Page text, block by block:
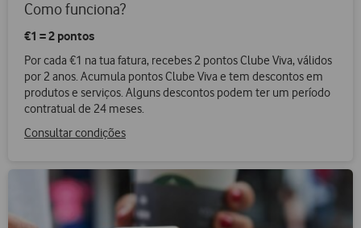
Como funciona?
€1 = 2 pontos
Por cada €1 na tua fatura, recebes 2 pontos Clube Viva, válidos
por 2 anos. Acumula pontos Clube Viva e tem descontos em
produtos e serviços. Alguns descontos podem ter um período
contratual de 24 meses.
Consultar condições